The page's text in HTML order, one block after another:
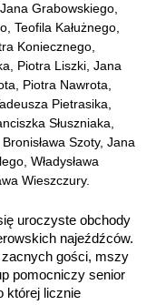
Grabowskiego,
Teofila Kałużnego,
Koniecznego,
Piotra Liszki, Jana
Piotra Nawrota,
Pietrasika,
Słuszniaka,
Szoty, Jana
Władysława
Wieszczury.
uroczyste obchody
najeźdźców.
zacnych gości, mszy
pomocniczy senior
której licznie